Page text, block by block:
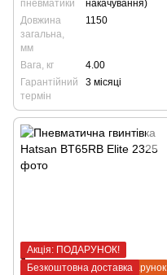
пневматики
накачування)
Довжина
загальна,
мм
1150
Вага, кг
4.00
Гарантійний
термін
3 місяці
Подарунок
Акція: ПОДАРУНОК!
Безкоштовна доставка